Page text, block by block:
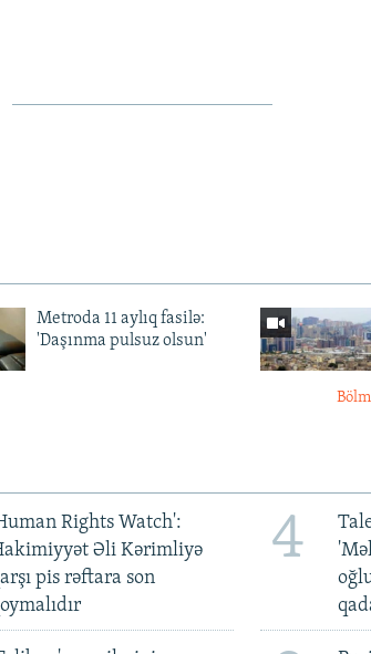
Metroda 11 aylıq fasilə:
'Daşınma pulsuz olsun'
Rights Watch':
Əli Kərimliyə
pis rəftara son
4